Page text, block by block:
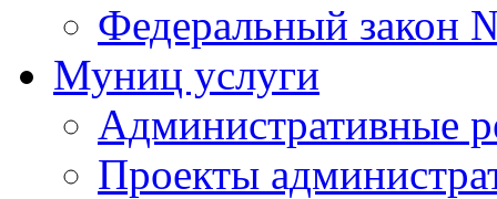
Федеральный закон
Муниц услуги
Административные
Проекты